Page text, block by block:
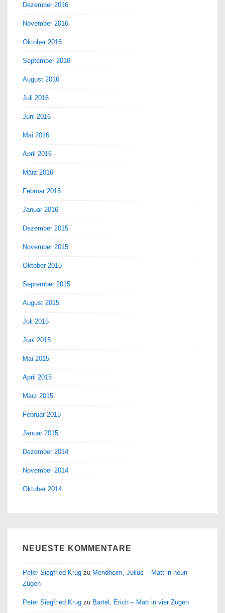
Dezember 2016
November 2016
Oktober 2016
September 2016
August 2016
Juli 2016
Juni 2016
Mai 2016
April 2016
März 2016
Februar 2016
Januar 2016
Dezember 2015
November 2015
Oktober 2015
September 2015
August 2015
Juli 2015
Juni 2015
Mai 2015
April 2015
März 2015
Februar 2015
Januar 2015
Dezember 2014
November 2014
Oktober 2014
NEUESTE KOMMENTARE
Peter Siegfried Krug zu Mendheim, Julius – Matt in neun
Zügen
Peter Siegfried Krug zu Bartel, Erich – Matt in vier Zügen